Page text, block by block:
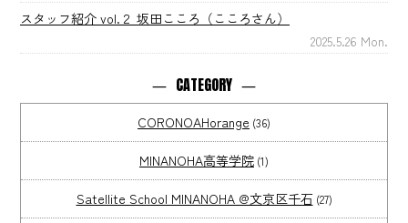
スタッフ紹介 vol.２ 坂田こころ（こころさん）
2025.5.26 Mon.
CATEGORY
CORONOAHorange (36)
MINANOHA高等学院 (1)
Satellite School MINANOHA @文京区千石 (27)